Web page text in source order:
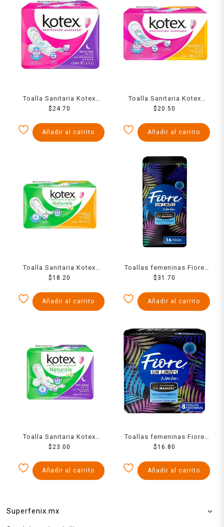
Toalla Sanitaria Kotex
Nocturna Con Alas Fsa 8
$24.70
Añadir al carrito
Toalla Sanitaria Kotex
Anatomica Sin Alas Fa 10
$20.50
Añadir al carrito
Toalla Sanitaria Kotex
Anatomica Sin Alas Fa 10
$18.20
Añadir al carrito
Toallas femeninas Fiore
nocturna con alas con 16
$ 31.70
Añadir al carrito
Toalla Sanitaria Kotex
Nocturna Con Als Fsa 10
$23.00
Añadir al carrito
Toallas femeninas Fiore
nocturna con alas con 8
$16.80
Añadir al carrito
Superfenix.mx